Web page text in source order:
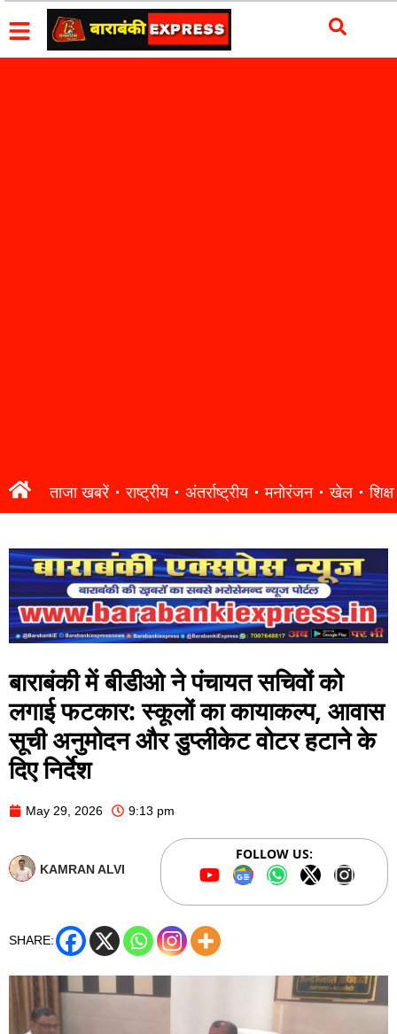
ताजा खबरें राष्ट्रीय अंतर्राष्ट्रीय मनोरंजन खेल शिक्षा
बाराबंकी में बीडीओ ने पंचायत सचिवों को
लगाई फटकार: स्कूलों का कायाकल्प, आवास
सूची अनुमोदन और डुप्लीकेट वोटर हटाने के
दिए निर्देश
May 29, 2026 9:13 pm
KAMRAN ALVI
FOLLOW US:
SHARE: